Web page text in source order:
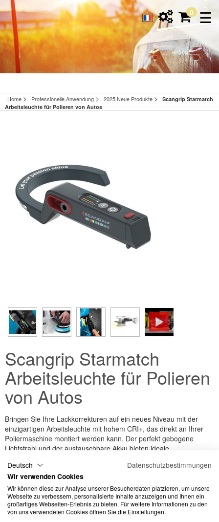
☰
0
Home > Professionelle Anwendung > 2025 Neue Produkte >
Scangrip Starmatch
Arbeitsleuchte für Polieren von Autos
Scangrip Starmatch
Arbeitsleuchte für Polieren
von Autos
Bringen Sie Ihre Lackkorrekturen auf ein neues Niveau mit der
einzigartigen Arbeitsleuchte mit hohem CRI+, das direkt an Ihrer
Poliermaschine montiert werden kann. Der perfekt gebogene
Lichtstrahl und der austauschbare Akku bieten ideale
Polieraufgaben. STARMATCH bietet eine weite 180-Grad-
Beleuchtung mit zwei Helligkeitsstufen. Sie verfügt über die ALL
DAYLIGHT-Funktion und bietet 5 verschiedene Farbtemperaturen,
mit denen Sie das Licht an die Oberfläche des Fahrzeugs
anpassen können. Die intuitive Benutzeroberfläche macht es
einfach und bequem, das Licht an die jeweilige Aufgabe
Deutsch
Datenschutzbestimmungen
Wir verwenden Cookies
Wir können diese zur Analyse unserer Besucherdaten platzieren, um unsere
Webseite zu verbessern, personalisierte Inhalte anzuzeigen und Ihnen ein
großartiges Webseiten-Erlebnis zu bieten. Für weitere Informationen zu den
von uns verwendeten Cookies öffnen Sie die Einstellungen.